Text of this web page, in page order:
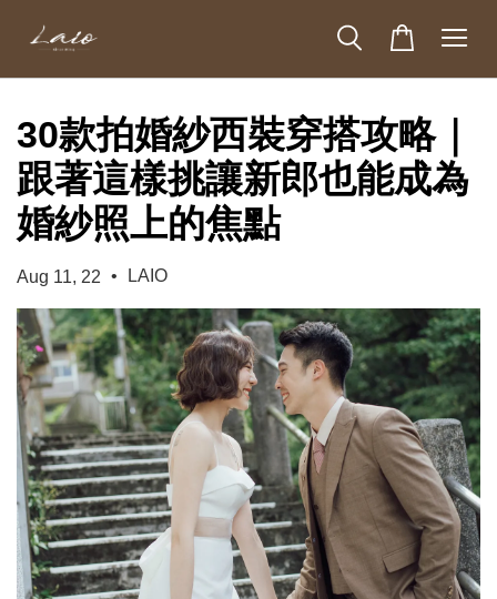
30款拍婚紗西裝穿搭攻略｜
跟著這樣挑讓新郎也能成為
婚紗照上的焦點
Aug 11, 22 • LAIO